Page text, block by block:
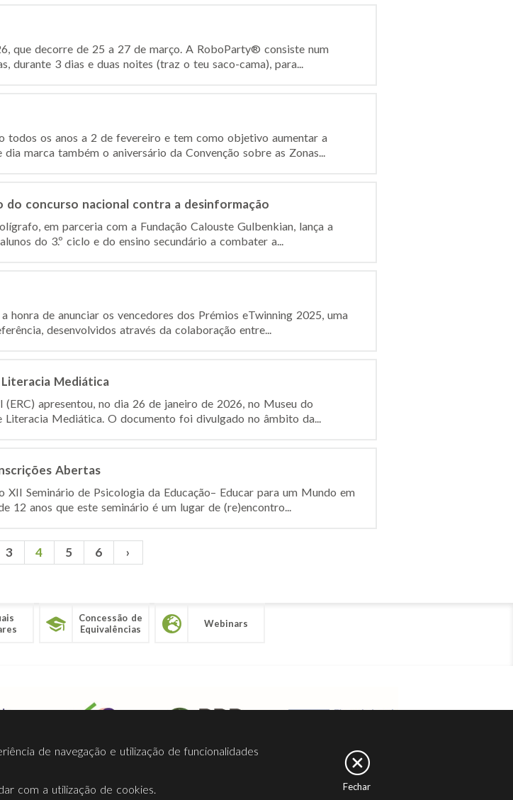
que decorre de 25 a 27 de março. A RoboParty® consiste num
durante 3 dias e duas noites (traz o teu saco-cama), para...
todos os anos a 2 de fevereiro e tem como objetivo aumentar a
marca também o aniversário da Convenção sobre as Zonas...
do concurso nacional contra a desinformação
em parceria com a Fundação Calouste Gulbenkian, lança a
do 3.º ciclo e do ensino secundário a combater a...
de anunciar os vencedores dos Prémios eTwinning 2025, uma
desenvolvidos através da colaboração entre...
Mediática
apresentou, no dia 26 de janeiro de 2026, no Museu do
Literacia Mediática. O documento foi divulgado no âmbito da...
Abertas
Seminário de Psicologia da Educação– Educar para um Mundo em
12 anos que este seminário é um lugar de (re)encontro...
3 4 5 6 ›
Concessão de
Equivalências
Webinars
Ligações Facebook
de navegação e utilização de funcionalidades
com a utilização de cookies.
Fechar